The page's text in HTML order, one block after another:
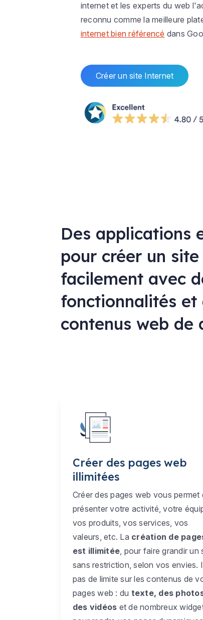
internet et les experts du web
reconnu comme la meilleure
internet bien référencé dans
Créer un site Internet
Des applications
pour créer un
facilement avec
fonctionnalités et
contenus web de
Créer des pages web
illimitées
Créer des pages web vous permet
présenter votre activité, votre
vos produits, vos services, vos
valeurs, etc. La création de
est illimitée , pour faire grandir un
sans restriction, selon vos envies.
pas de limite sur les contenus de
pages web : du texte, des
des vidéos et de nombreux